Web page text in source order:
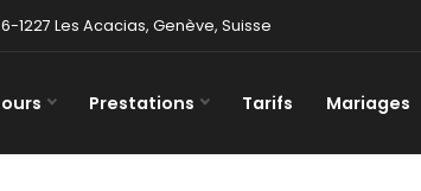
1227 Les Acacias, Genève, Suisse
Prestations Tarifs Mariages